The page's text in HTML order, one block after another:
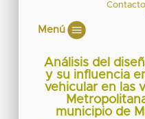
Contacto
Menú
Análisis del
y su influencia
vehicular en las
municipio de